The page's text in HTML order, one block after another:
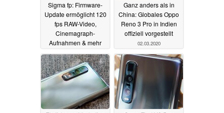
Sigma fp: Firmware-
Update ermöglicht 120
fps RAW-Video,
Cinemagraph-
Aufnahmen & mehr
04.03.2020
Ganz anders als in
China: Globales Oppo
Reno 3 Pro in Indien
offiziell vorgestellt
02.03.2020